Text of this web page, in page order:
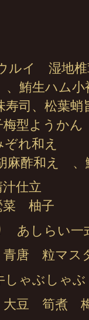
ルイ 湿地椎
鮪生ハム小
司、松葉蛸
型ようかん
れ和え
麻酢和え
仕立
柚子
しらい一
唐 粒マス
ゃぶしゃぶ
豆 筍煮